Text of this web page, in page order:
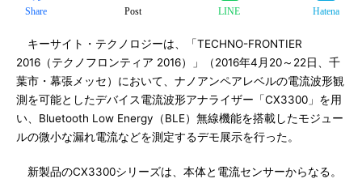
Share Post LINE Hatena
キーサイト・テクノロジーは、「TECHNO-FRONTIER
2016（テクノフロンティア 2016）」（2016年4月20～22日、千
葉市・幕張メッセ）において、ナノアンペアレベルの電流波形観
測を可能としたデバイス電流波形アナライザー「CX3300」を用
い、Bluetooth Low Energy（BLE）無線機能を搭載したモジュー
ルの微小な漏れ電流などを測定するデモ展示を行った。
新製品のCX3300シリーズは、本体と電流センサーからなる。